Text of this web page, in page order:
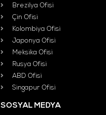
Brezilya Ofisi
Çin Ofisi
Kolombiya Ofisi
Japonya Ofisi
Meksika Ofisi
Rusya Ofisi
ABD Ofisi
Singapur Ofisi
SOSYAL MEDYA